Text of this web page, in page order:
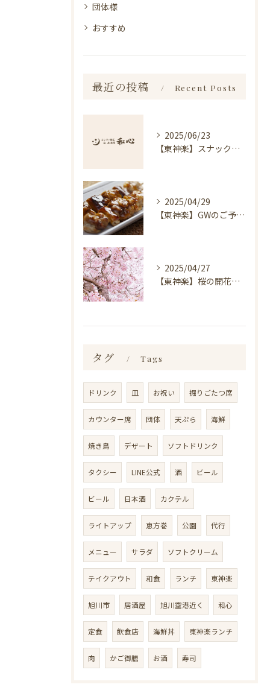
団体様
おすすめ
最近の投稿 Recent Posts
2025/06/23
【東神楽】スナック琥珀についてのお知らせ｜ランチ・喫茶＆居酒屋 和心
2025/04/29
【東神楽】GWのご予約受付中！｜ランチ・喫茶＆居酒屋 和心
2025/04/27
【東神楽】桜の開花情報＆お花見スポット｜ランチ・喫茶＆居酒屋 和心
タグ Tags
ドリンク 皿 お祝い 掘りごたつ席
カウンター席 団体 天ぷら 海鮮
焼き鳥 デザート ソフトドリンク
タクシー LINE公式 酒 ビール
ビール 日本酒 カクテル
ライトアップ 恵方巻 公園 代行
メニュー サラダ ソフトクリーム
テイクアウト 和食 ランチ 東神楽
旭川市 居酒屋 旭川空港近く 和心
定食 飲食店 海鮮丼 東神楽ランチ
肉 かご御膳 お酒 寿司